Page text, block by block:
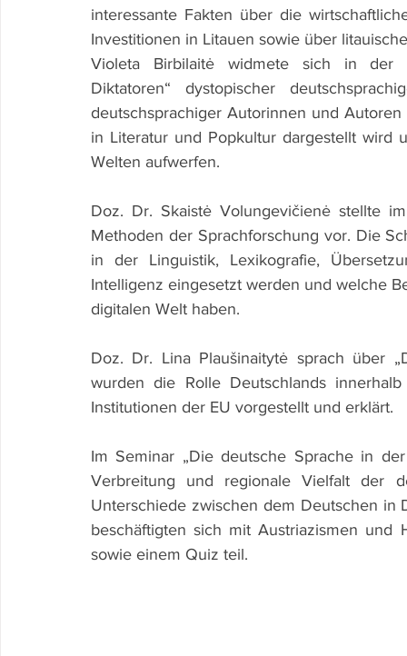
interessante Fakten über die
Investitionen in Litauen sowie über
Violeta Birbilaitė widmete sich in der
Diktatoren“ dystopischer
deutschsprachiger Autorinnen und
in Literatur und Popkultur dargestellt wird
Welten aufwerfen.
Doz. Dr. Skaistė Volungevičienė stellte
Methoden der Sprachforschung vor. Die
in der Linguistik, Lexikografie,
Intelligenz eingesetzt werden und welche
digitalen Welt haben.
Doz. Dr. Lina Plaušinaitytė sprach über
wurden die Rolle Deutschlands
Institutionen der EU vorgestellt und erklärt.
Im Seminar „Die deutsche Sprache in
Verbreitung und regionale Vielfalt der
Unterschiede zwischen dem Deutschen in
beschäftigten sich mit Austriazismen und
sowie einem Quiz teil.